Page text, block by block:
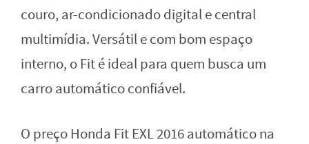
couro, ar-condicionado digital e central
multimídia. Versátil e com bom espaço
interno, o Fit é ideal para quem busca um
carro automático confiável.
O preço Honda Fit EXL 2016 automático na